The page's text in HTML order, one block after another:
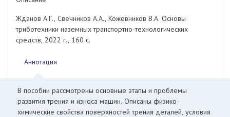
Жданов А.Г., Свечников А.А., Кожевников В.А. Основы
триботехники наземных транспортно-технологических
средств, 2022 г., 160 с.
Аннотация
В пособии рассмотрены основные этапы и проблемы
развития трения и износа машин. Описаны физико-
химические свойства поверхностей трения деталей, условия